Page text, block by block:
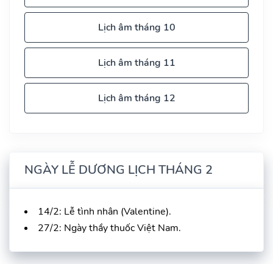
Lịch âm tháng 10
Lịch âm tháng 11
Lịch âm tháng 12
NGÀY LỄ DƯƠNG LỊCH THÁNG 2
14/2: Lễ tình nhân (Valentine).
27/2: Ngày thầy thuốc Việt Nam.